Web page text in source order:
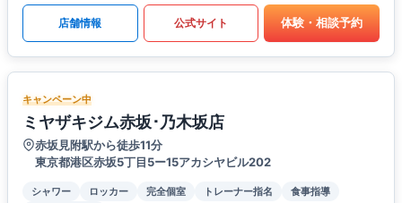
店舗情報 公式サイト 体験・相談予約
キャンペーン中
ミヤザキジム赤坂･乃木坂店
赤坂見附駅から徒歩11分
東京都港区赤坂5丁目5ー15アカシヤビル202
シャワー ロッカー 完全個室 トレーナー指名
食事指導